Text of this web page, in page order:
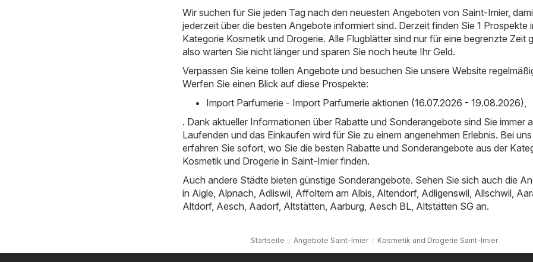
Wir suchen für Sie jeden Tag nach den neuesten Angeboten von Saint-Imier,
jederzeit über die besten Angebote informiert sind. Derzeit finden Sie 1 Prospekte
Kategorie Kosmetik und Drogerie. Alle Flugblätter sind nur für eine begrenzte Zeit
also warten Sie nicht länger und sparen Sie noch heute Ihr Geld.
Verpassen Sie keine tollen Angebote und besuchen Sie unsere Website
Werfen Sie einen Blick auf diese Prospekte:
Import Parfumerie - Import Parfumerie aktionen (16.07.2026 - 19.08.2026)
. Dank aktueller Informationen über Rabatte und Sonderangebote sind Sie immer
Laufenden und das Einkaufen wird für Sie zu einem angenehmen Erlebnis. Bei uns
erfahren Sie sofort, wo Sie die besten Rabatte und Sonderangebote aus der
Kosmetik und Drogerie in Saint-Imier finden.
Auch andere Städte bieten günstige Sonderangebote. Sehen Sie sich auch die
in Aigle Alpnach Adliswil Affoltern am Albis Altendorf, Adligenswil Allschwil
Altdorf, Aesch Aadorf, Altstätten Aarburg Aesch BL Altstätten SG an.
Startseite Angebote Saint-Imier Kosmetik und Drogerie Saint-Imier